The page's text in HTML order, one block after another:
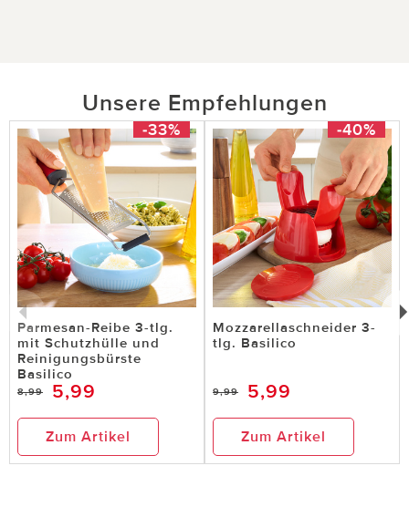
Unsere Empfehlungen
-33%
Parmesan-Reibe 3-tlg.
mit Schutzhülle und
Reinigungsbürste
Basilico
8,99 5,99
Zum Artikel
-40%
Mozzarellaschneider 3-
tlg. Basilico
9,99 5,99
Zum Artikel